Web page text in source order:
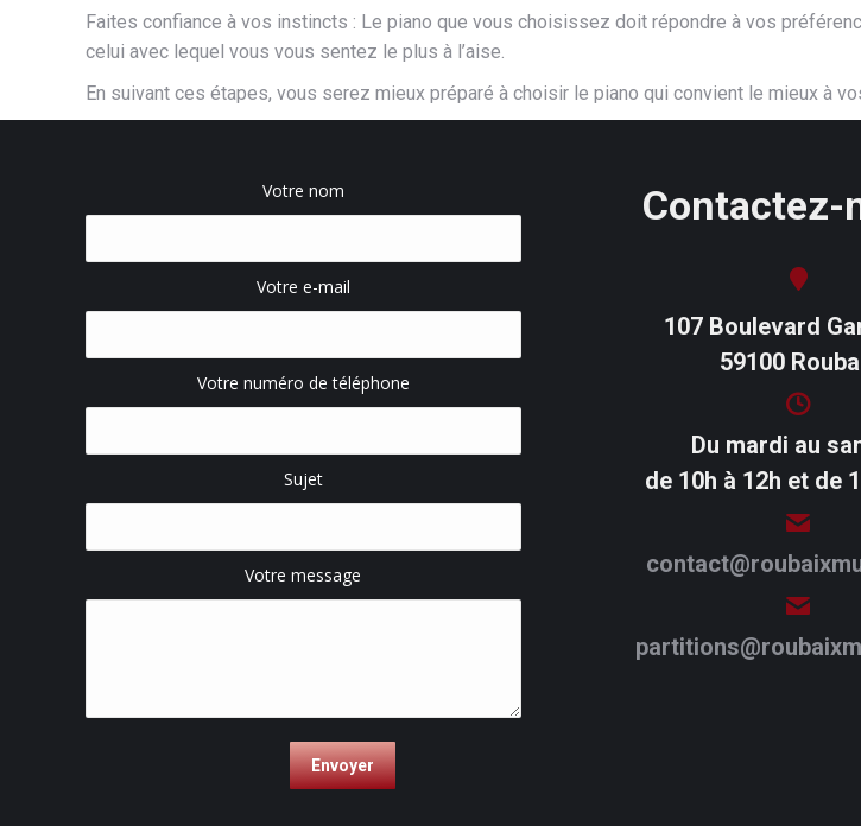
Faites confiance à vos instincts : Le piano que vous choisissez doit répondre à vos
celui avec lequel vous vous sentez le plus à l’aise.
En suivant ces étapes, vous serez mieux préparé à choisir le piano qui convient le mieux à
Votre nom
Votre e-mail
Votre numéro de téléphone
Sujet
Votre message
Contactez-
107 Boulevard
59100
Du mardi au
de 10h à 12h et de